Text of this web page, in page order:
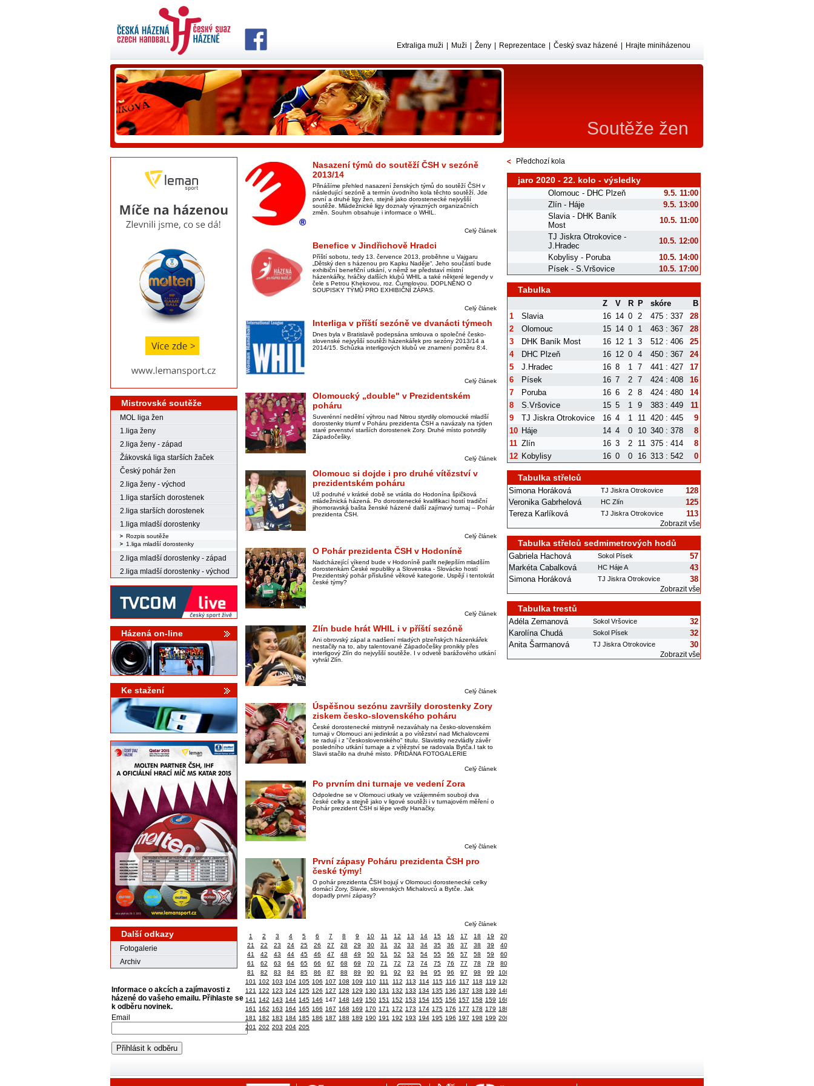
Soutěže žen
Extraliga muži Muži Ženy Reprezentace Český svaz házené Hrajte miniházenou
Mistrovské soutěže
MOL liga žen
1.liga ženy
2.liga ženy - západ
Žákovská liga starších žaček
Český pohár žen
2.liga ženy - východ
1.liga starších dorostenek
2.liga starších dorostenek
1.liga mladší dorostenky
Rozpis soutěže
1.liga mladší dorostenky
2.liga mladší dorostenky - západ
2.liga mladší dorostenky - východ
Házená on-line
Ke stažení
Další odkazy
Fotogalerie
Archiv
Informace o akcích a zajímavosti z
házené do vašeho emailu. Přihlaste se
k odběru novinek.
Email
Nasazení týmů do soutěží ČSH v sezóně
2013/14
Přinášíme přehled nasazení ženských týmů do soutěží ČSH v
následující sezóně a termín úvodního kola těchto soutěží. Jde
první a druhé ligy žen, stejně jako dorostenecké nejvyšší
soutěže. Mládežnické ligy doznaly výrazných organizačních
změn. Souhrn obsahuje i informace o WHIL.
Celý článek
Benefice v Jindřichově Hradci
Příští sobotu, tedy 13. července 2013, proběhne u Vajgaru
„Dětský den s házenou pro Kapku Naděje“. Jeho součástí bude
exhibiční benefiční utkání, v němž se představí místní
házenkářky, hráčky dalších klubů WHIL a také některé legendy v
čele s Petrou Khekovou, roz. Čumplovou. DOPLNĚNO O
SOUPISKY TÝMŮ PRO EXHIBIČNÍ ZÁPAS.
Celý článek
Interliga v příští sezóně ve dvanácti týmech
Dnes byla v Bratislavě podepsána smlouva o společné česko-
slovenské nejvyšší soutěži házenkářek pro sezóny 2013/14 a
2014/15. Schůzka interligových klubů ve znamení poměru 8:4.
Celý článek
Olomoucký „double" v Prezidentském
poháru
Suverénní nedělní výhrou nad Nitrou stvrdily olomoucké mladší
dorostenky triumf v Poháru prezidenta ČSH a navázaly na týden
staré prvenství starších dorostenek Zory. Druhé místo potvrdily
Západočešky.
Celý článek
Olomouc si dojde i pro druhé vítězství v
prezidentském poháru
Už podruhé v krátké době se vrátila do Hodonína špičková
mládežnická házená. Po dorostenecké kvalifikaci hostí tradiční
jihomoravská bašta ženské házené další zajímavý turnaj – Pohár
prezidenta ČSH.
Celý článek
O Pohár prezidenta ČSH v Hodoníně
Nadcházející víkend bude v Hodoníně patřit nejlepším mladším
dorostenkám České republiky a Slovenska - Slovácko hostí
Prezidentský pohár příslušné věkové kategorie. Uspějí i tentokrát
české týmy?
Celý článek
Zlín bude hrát WHIL i v příští sezóně
Ani obrovský zápal a nadšení mladých plzeňských házenkářek
nestačily na to, aby talentované Západočešky pronikly přes
interligový Zlín do nejvyšší soutěže. I v odvetě barážového utkání
vyhrál Zlín.
Celý článek
Úspěšnou sezónu završily dorostenky Zory
ziskem česko-slovenského poháru
České dorostenecké mistryně nezaváhaly na česko-slovenském
turnaji v Olomouci ani jedinkrát a po vítězství nad Michalovcemi
se radují i z "československého" titulu. Slavistky nezvládly závěr
posledního utkání turnaje a z vítězství se radovala Bytča.I tak to
Slavii stačilo na druhé místo. PŘIDÁNA FOTOGALERIE
Celý článek
Po prvním dni turnaje ve vedení Zora
Odpoledne se v Olomouci utkaly ve vzájemném souboji dva
české celky a stejně jako v ligové soutěži i v turnajovém měření o
Pohár prezident ČSH si lépe vedly Hanačky.
Celý článek
První zápasy Poháru prezidenta ČSH pro
české týmy!
O pohár prezidenta ČSH bojují v Olomouci dorostenecké celky
domácí Zory, Slavie, slovenských Michalovců a Bytče. Jak
dopadly první zápasy?
Celý článek
1
2 3 4 5 6 7 8 9 10 11 12 13 14 15 16 17 18 19
20
21
22 23 24 25 26 27 28 29 30 31 32 33 34 35 36 37 38 39
40
41
42 43 44 45 46 47 48 49 50 51 52 53 54 55 56 57 58 59
60
61
62 63 64 65 66 67 68 69 70 71 72 73 74 75 76 77 78 79
80
81
82 83 84 85 86 87 88 89 90 91 92 93 94 95 96 97 98 99
100
101
102 103 104 105 106 107 108 109 110 111 112 113 114 115 116 117 118 119 120
121
122 123 124 125 126 127 128 129 130 131 132 133 134 135 136 137 138 139 140
141
142 143 144 145 146 147 148 149 150 151 152 153 154 155 156 157 158 159 160
161
162 163 164 165 166 167 168 169 170 171 172 173 174 175 176 177 178 179 180
181
182 183 184 185 186 187 188 189 190 191 192 193 194 195 196 197 198 199 200
201 202 203 204 205
Předchozí kola
jaro 2020 - 22. kolo - výsledky
Olomouc - DHC Plzeň
9.5. 11:00
Zlín - Háje
9.5. 13:00
Slavia - DHK Baník
Most
10.5. 11:00
TJ Jiskra Otrokovice -
J.Hradec
10.5. 12:00
Kobylisy - Poruba
10.5. 14:00
Písek - S.Vršovice
10.5. 17:00
Tabulka
Z V R P skóre
B
1
Slavia 16 14 0 2 475 : 337
28
2
Olomouc 15 14 0 1 463 : 367
28
3
DHK Baník Most 16 12 1 3 512 : 406
25
4
DHC Plzeň 16 12 0 4 450 : 367
24
5
J.Hradec 16 8 1 7 441 : 427
17
6
Písek 16 7 2 7 424 : 408
16
7
Poruba 16 6 2 8 424 : 480
14
8
S.Vršovice 15 5 1 9 383 : 449
11
9
TJ Jiskra Otrokovice 16 4 1 11 420 : 445
9
10 Háje 14 4 0 10 340 : 378
8
11 Zlín 16 3 2 11 375 : 414
8
12 Kobylisy 16 0 0 16 313 : 542 0
Tabulka střelců
Simona Horáková TJ Jiskra Otrokovice
128
Veronika Gabrhelová
HC Zlín
125
Tereza Karlíková
TJ Jiskra Otrokovice 113
Zobrazit vše
Tabulka střelců sedmimetrových hodů
Gabriela Hachová Sokol Písek
57
Markéta Cabalková
HC Háje A
43
Simona Horáková
TJ Jiskra Otrokovice 38
Zobrazit vše
Tabulka trestů
Adéla Zemanová Sokol Vršovice
32
Karolína Chudá
Sokol Písek
32
Anita Šarmanová
TJ Jiskra Otrokovice 30
Zobrazit vše